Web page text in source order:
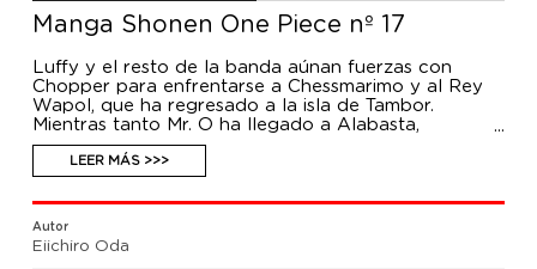
Manga Shonen One Piece nº 17
Luffy y el resto de la banda aúnan fuerzas con
Chopper para enfrentarse a Chessmarimo y al Rey
Wapol, que ha regresado a la isla de Tambor.
Mientras tanto Mr. O ha llegado a Alabasta,
dispuesto a cumplir la última fase del plan que le
permitirá hacerse con el poder del reino.
LEER MÁS >>>
Autor
Eiichiro Oda